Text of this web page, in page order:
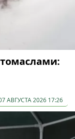
АВГУСТА 2026 17:26